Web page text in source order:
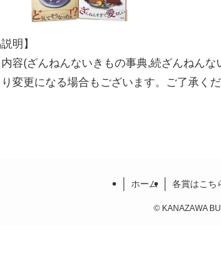
明】
容(ざんねんないきもの事典,続ざんねん
変更になる場合もございます。ご了承くだ
ホーム 各賞はこち
©KANAZAWA